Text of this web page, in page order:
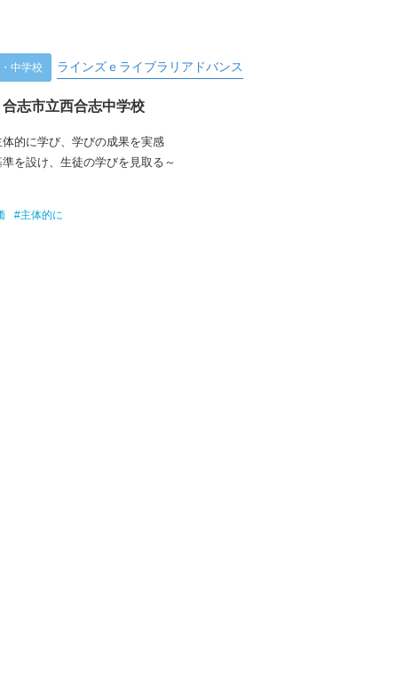
中学校 ラインズｅライブラリアドバンス
志市立西合志中学校
的に学び、学びの成果を実感
準を設け、生徒の学びを見取る～
#主体的に